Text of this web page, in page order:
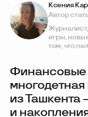
Финансовые
из Ташкента
и
Ксения
Автор
игры,
том, что